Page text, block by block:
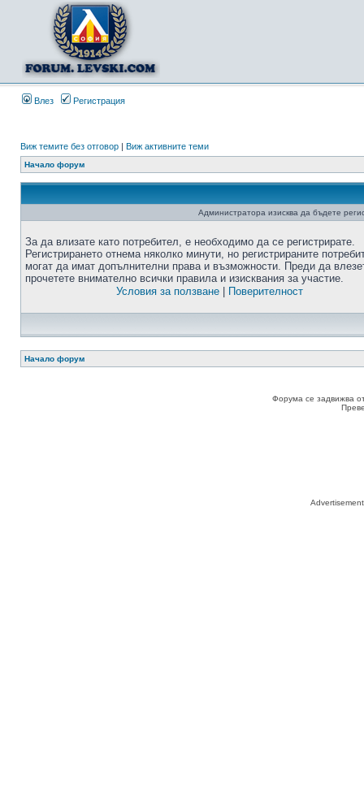
Влез Регистрация
Виж темите без отговор | Виж активните теми
Начало форум
Администратора изисква да бъдете
За да влизате като потребител, е необходимо да се регистрирате.
Регистрирането отнема няколко минути, но регистрираните
могат да имат допълнителни права и възможности. Преди да
прочетете внимателно всички правила и изисквания за участие.
Условия за ползване| Поверителност
Начало форум
Форума се задвижва